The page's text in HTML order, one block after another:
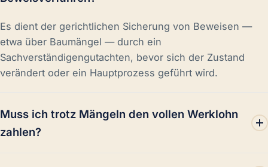
Es dient der gerichtlichen Sicherung von Beweisen —
etwa über Baumängel — durch ein
Sachverständigengutachten, bevor sich der Zustand
verändert oder ein Hauptprozess geführt wird.
Muss ich trotz Mängeln den vollen Werklohn
zahlen?